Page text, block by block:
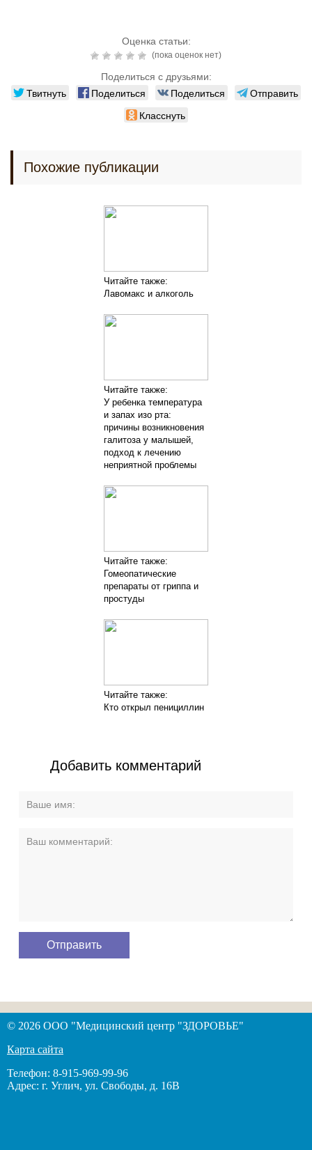
Оценка статьи:
(пока оценок нет)
Поделиться с друзьями:
Твитнуть Поделиться Поделиться
Отправить
Класснуть
Похожие публикации
Читайте также:
Лавомакс и алкоголь
Читайте также:
У ребенка температура
и запах изо рта:
причины возникновения
галитоза у малышей,
подход к лечению
неприятной проблемы
Читайте также:
Гомеопатические
препараты от гриппа и
простуды
Читайте также:
Кто открыл пенициллин
Добавить комментарий
© 2026 ООО "Медицинский центр "ЗДОРОВЬЕ"
Карта сайта
Телефон: 8-915-969-99-96
Адрес: г. Углич, ул. Свободы, д. 16В